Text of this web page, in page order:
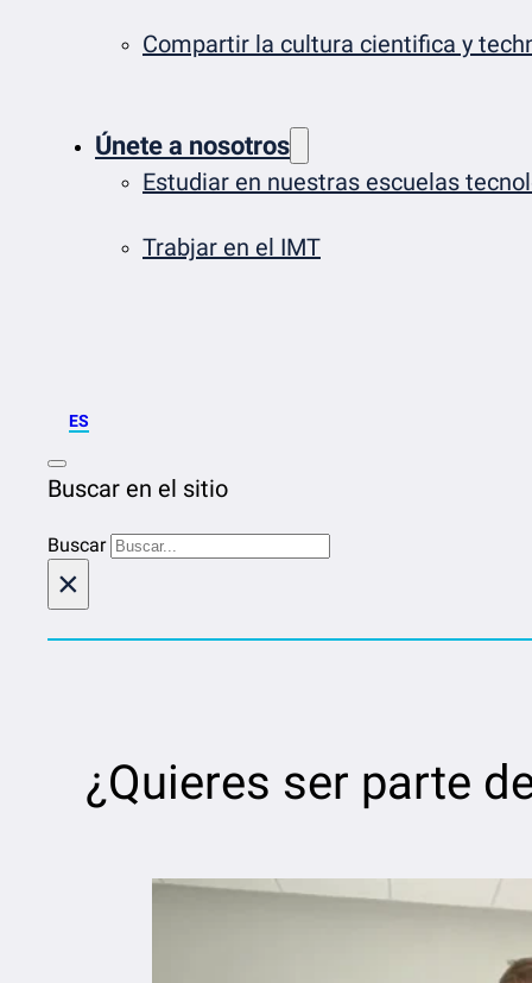
Compartir la cultura cientifica y
Únete a nosotros
Estudiar en nuestras escuelas
Trabjar en el IMT
ES
Buscar en el sitio
Buscar
×
¿Quieres ser parte